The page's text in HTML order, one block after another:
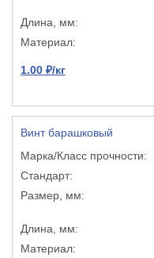
1.00 ₽/кг
Винт барашковый